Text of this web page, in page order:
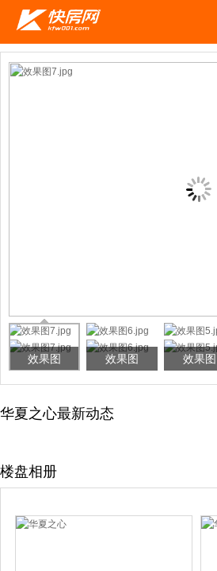
效果图 效果图 效果图
华夏之心最新动态
楼盘相册